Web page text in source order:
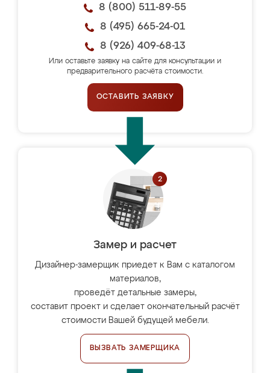
8 (800) 511-89-55
8 (495) 665-24-01
8 (926) 409-68-13
Или оставьте заявку на сайте для консультации и
предварительного расчёта стоимости.
ОСТАВИТЬ ЗАЯВКУ
Замер и расчет
Дизайнер-замерщик приедет к Вам с каталогом
материалов,
проведёт детальные замеры,
составит проект и сделает окончательный расчёт
стоимости Вашей будущей мебели.
ВЫЗВАТЬ ЗАМЕРЩИКА